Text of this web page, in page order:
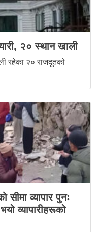
२० स्थान खाली
रहेका २० राजदूतको
सीमा व्यापार पुनः
व्यापारीहरूको